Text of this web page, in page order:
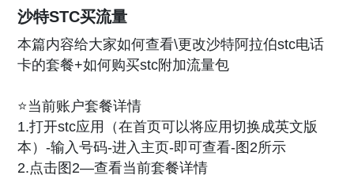
沙特STC买流量
本篇内容给大家如何查看\更改沙特阿拉伯stc电话
卡的套餐+如何购买stc附加流量包
⭐️当前账户套餐详情
1.打开stc应用（在首页可以将应用切换成英文版
本）-输入号码-进入主页-即可查看-图2所示
2.点击图2—查看当前套餐详情